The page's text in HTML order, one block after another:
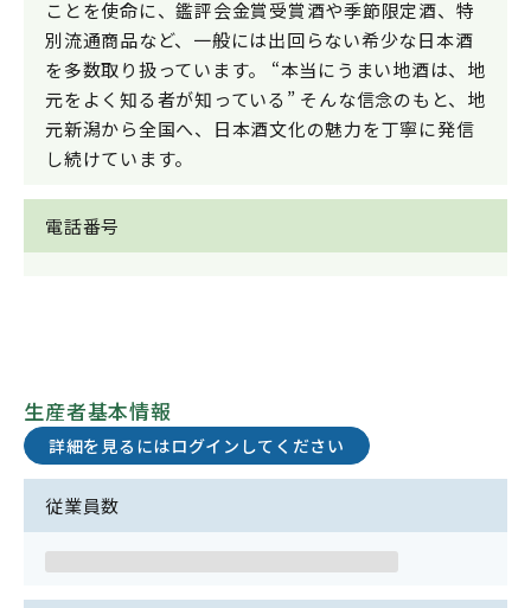
ことを使命に、鑑評会金賞受賞酒や季節限定酒、特
別流通商品など、一般には出回らない希少な日本酒
を多数取り扱っています。 “本当にうまい地酒は、地
元をよく知る者が知っている” そんな信念のもと、地
元新潟から全国へ、日本酒文化の魅力を丁寧に発信
し続けています。
電話番号
生産者基本情報
詳細を見るにはログインしてください
従業員数